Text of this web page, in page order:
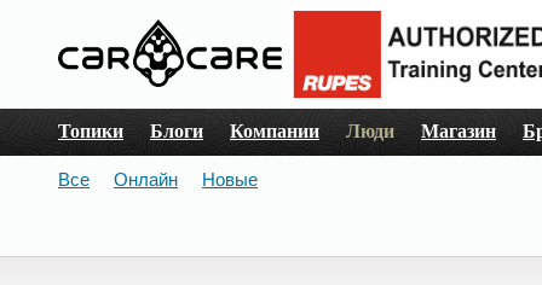
Топики Блоги Компании Люди Магазин
Все Онлайн Новые